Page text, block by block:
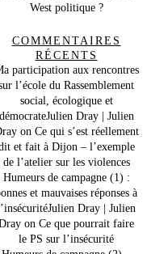
West politique ?
COMMENTAIRES
RÉCENTS
participation aux rencontres
l’école du Rassemblement
social, écologique et
démocrateJulien Dray | Julien
on Ce qui s’est réellement
et fait à Dijon – l’exemple
de l’atelier sur les violences
Humeurs de campagne (1) :
et mauvaises réponses à
Dray | Julien
on Ce que pourrait faire
le PS sur l’insécurité